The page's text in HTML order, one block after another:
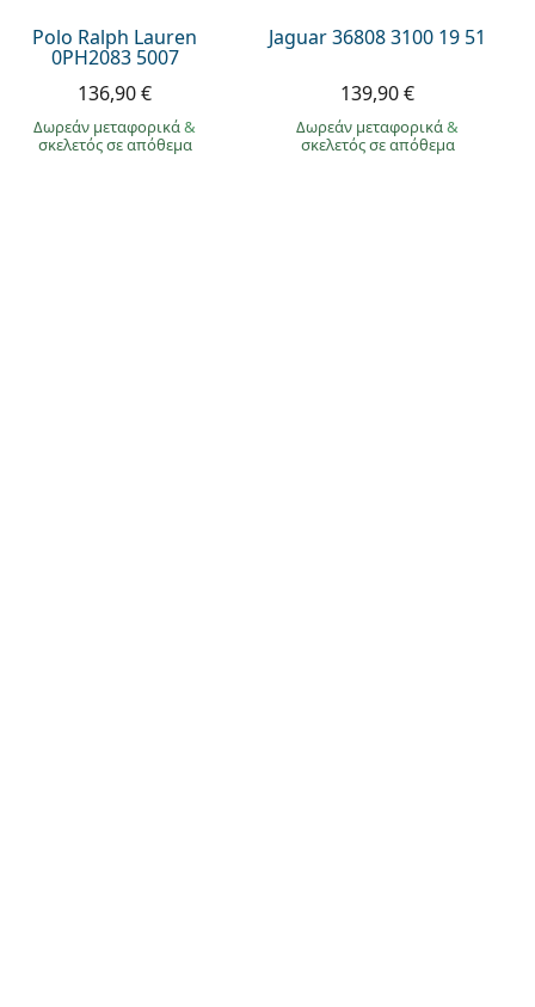
Polo Ralph Lauren
0PH2083 5007
136,90 €
Δωρεάν μεταφορικά&
σκελετός σε απόθεμα
Jaguar 36808 3100 19 51
139,90 €
Δωρεάν μεταφορικά&
σκελετός σε απόθεμα